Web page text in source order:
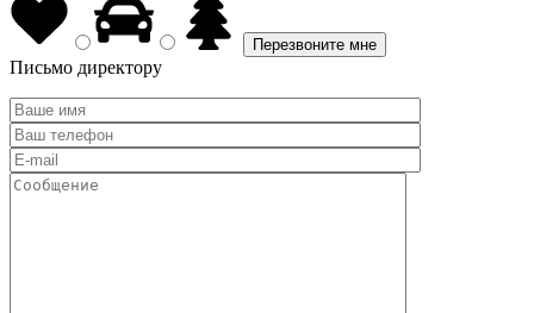
Письмо директору